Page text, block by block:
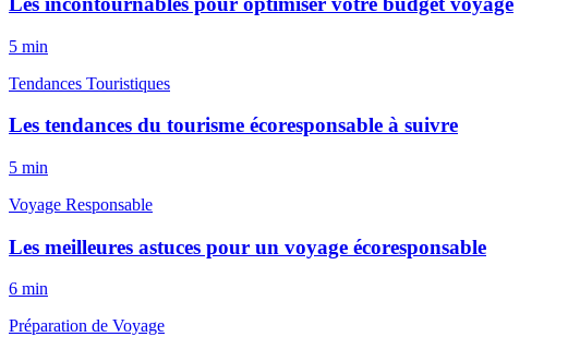
5 min
Tendances Touristiques
Les tendances du tourisme écoresponsable à suivre
5 min
Voyage Responsable
Les meilleures astuces pour un voyage écoresponsable
6 min
Préparation de Voyage